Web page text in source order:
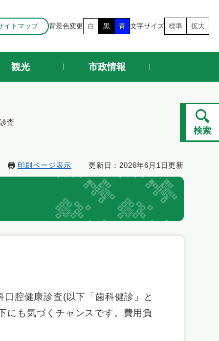
イトマップ 背景色変更 白 黒 青 文字サイズ 標準 拡大
観光 市政情報
査
印刷ページ表示 更新日：2026年6月1日更新
腔健康診査(以下「歯科健診」と
にも気づくチャンスです。費用負
検索